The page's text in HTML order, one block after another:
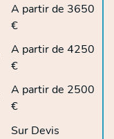
A partir de 3650
€
A partir de 4250
€
A partir de 2500
€
Sur Devis